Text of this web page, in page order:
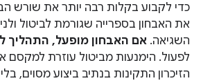
כדי לקבוע בקלות רבה יותר את שורש
את האבחון בספרייה שגורמת לביטול
השגיאה. אם האבחון מופעל, התהליך
לפעול. הימנעות מביטול עוזרת
הזיכרון התקינות בנתיב ביצוע מסוים,